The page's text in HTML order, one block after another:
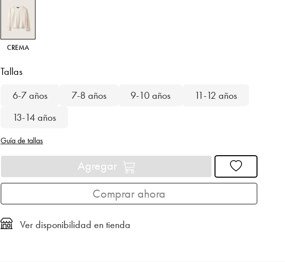
CREMA
Tallas
6-7 años
7-8 años 9-10 años
11-12 años
13-14 años
Guía de tallas
Agregar
Comprar ahora
Ver disponibilidad en tienda